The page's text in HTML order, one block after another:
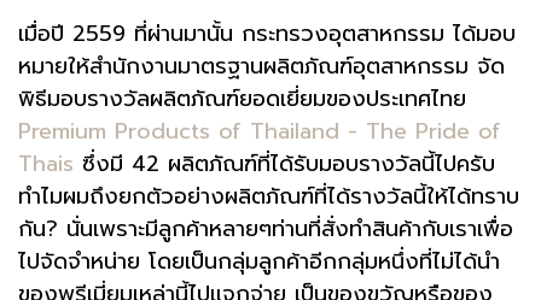
เมื่อปี 2559 ที่ผ่านมานั้น กระทรวงอุตสาหกรรม ได้มอบ
หมายให้สำนักงานมาตรฐานผลิตภัณฑ์อุตสาหกรรม จัด
พิธีมอบรางวัลผลิตภัณฑ์ยอดเยี่ยมของประเทศไทย
Premium Products of Thailand - The Pride of
Thais ซึ่งมี 42 ผลิตภัณฑ์ที่ได้รับมอบรางวัลนี้ไปครับ
ทำไมผมถึงยกตัวอย่างผลิตภัณฑ์ที่ได้รางวัลนี้ให้ได้ทราบ
กัน? นั่นเพราะมีลูกค้าหลายๆท่านที่สั่งทำสินค้ากับเราเพื่อ
ไปจัดจำหน่าย โดยเป็นกลุ่มลูกค้าอีกกลุ่มหนึ่งที่ไม่ได้นำ